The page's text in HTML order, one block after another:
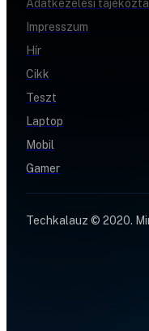
Adatkezelési
Impresszum
Hír
Cikk
Teszt
Laptop
Mobil
Gamer
Techkalauz © 2020.